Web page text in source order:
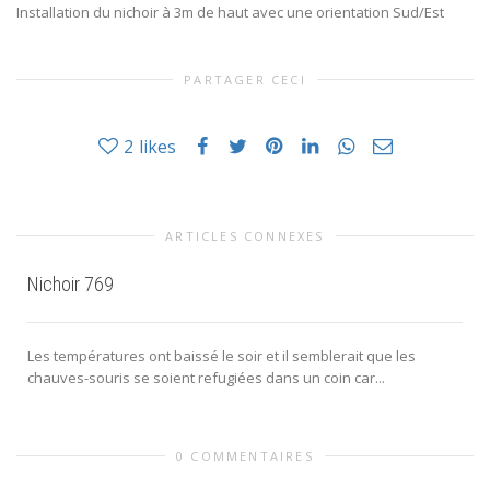
Installation du nichoir à 3m de haut avec une orientation Sud/Est
PARTAGER CECI
2 likes
ARTICLES CONNEXES
Nichoir 769
Les températures ont baissé le soir et il semblerait que les
chauves-souris se soient refugiées dans un coin car...
0 COMMENTAIRES